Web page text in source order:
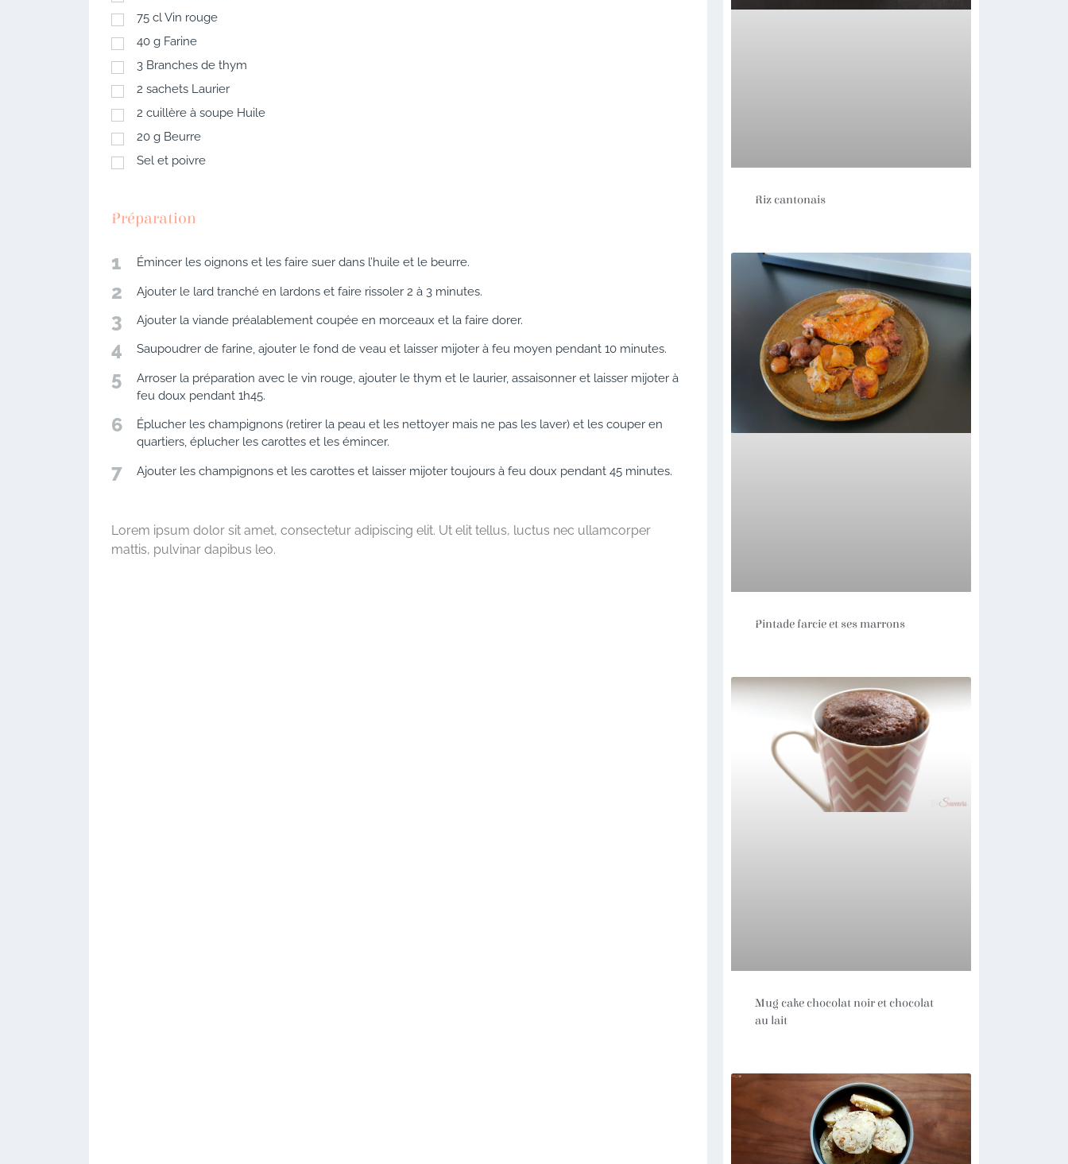
75 clVin rouge
40 g Farine
3 Branches de thym
2 sachets Laurier
2 cuillère à soupe Huile
20 g Beurre
Sel et poivre
Préparation
1 Émincer les oignons et les faire suer dans l’huile et le beurre.
2 Ajouter le lard tranché en lardons et faire rissoler 2 à 3 minutes.
3 Ajouter la viande préalablement coupée en morceaux et la faire dorer.
4 Saupoudrer de farine, ajouter le fond de veau et laisser mijoter à feu moyen pendant 10 minutes.
5
Arroser la préparation avec le vin rouge, ajouter le thym et le laurier, assaisonner et laisser mijoter à
feu doux pendant 1h45.
6
Éplucher les champignons (retirer la peau et les nettoyer mais ne pas les laver) et les couper en
quartiers, éplucher les carottes et les émincer.
7 Ajouter les champignons et les carottes et laisser mijoter toujours à feu doux pendant 45 minutes.
Lorem ipsum dolor sit amet, consectetur adipiscing elit. Ut elit tellus, luctus nec ullamcorper
mattis, pulvinar dapibus leo.
Riz cantonais
Pintade farcie et ses marrons
Mug cake chocolat noir et chocolat
au lait